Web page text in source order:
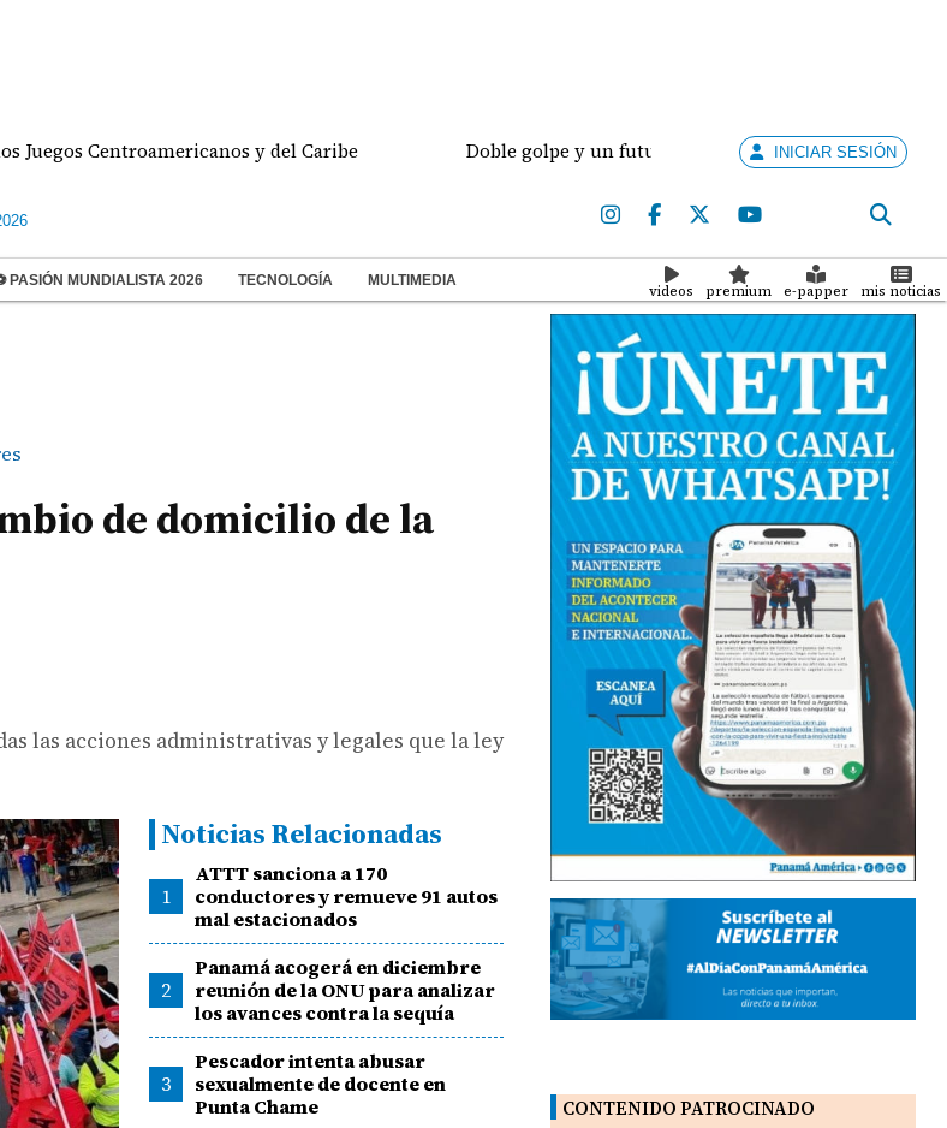
Centroamericanos y del Caribe Doble golpe y un futuro por revisar Meduca
INICIAR SESIÓN
PASIÓN MUNDIALISTA 2026 TECNOLOGÍA MULTIMEDIA
videos premium e-papper mis noticias
de domicilio de la
las acciones administrativas y legales que la ley
Noticias Relacionadas
1
ATTT sanciona a 170
conductores y remueve 91 autos
mal estacionados
2
Panamá acogerá en diciembre
reunión de la ONU para analizar
los avances contra la sequía
3
Pescador intenta abusar
sexualmente de docente en
Punta Chame
CONTENIDO PATROCINADO